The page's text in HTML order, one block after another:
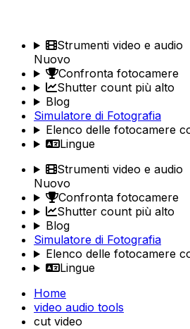
Strumenti video e audio
Nuovo
Confronta fotocamere
Shutter count più alto
Blog
Simulatore di Fotografia
Elenco delle fotocamere
Lingue
Strumenti video e audio
Nuovo
Confronta fotocamere
Shutter count più alto
Blog
Simulatore di Fotografia
Elenco delle fotocamere
Lingue
Home
video audio tools
cut video